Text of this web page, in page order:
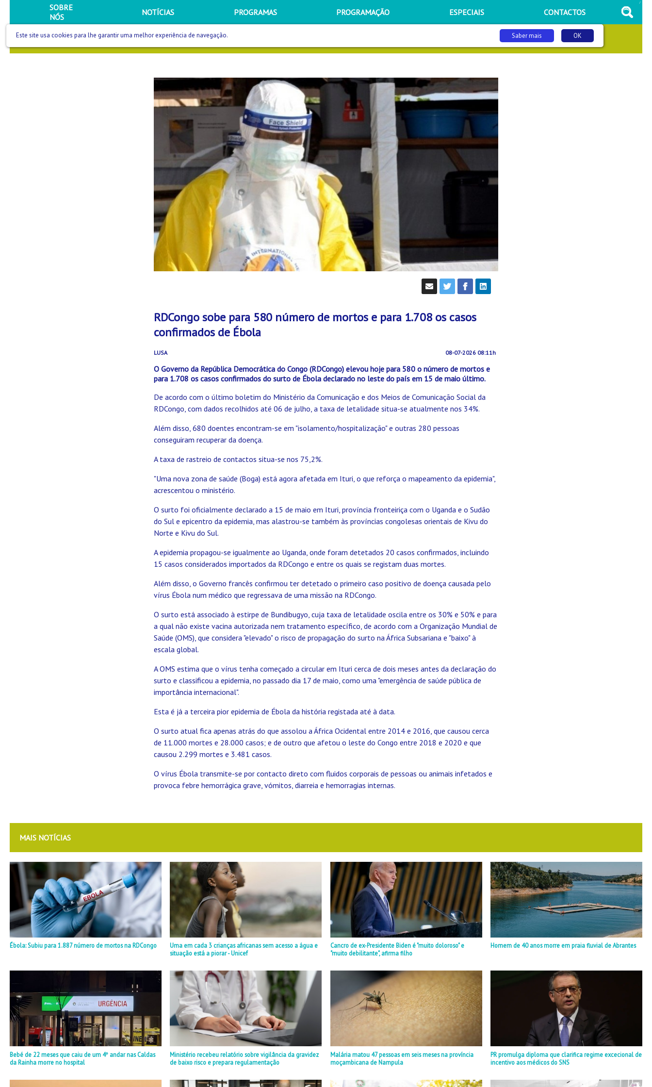
SOBRE
NÓS
NOTÍCIAS PROGRAMAS PROGRAMAÇÃO ESPECIAIS CONTACTOS
/
SAÚDE QUE SE VÊ
RDCongo sobe para 580 número de mortos e para 1.708 os casos
confirmados de Ébola
LUSA 08-07-2026 08:11h
O Governo da República Democrática do Congo (RDCongo) elevou hoje para 580 o número de mortos e
para 1.708 os casos confirmados do surto de Ébola declarado no leste do país em 15 de maio último.
De acordo com o último boletim do Ministério da Comunicação e dos Meios de Comunicação Social da
RDCongo, com dados recolhidos até 06 de julho, a taxa de letalidade situa-se atualmente nos 34%.
Além disso, 680 doentes encontram-se em "isolamento/hospitalização" e outras 280 pessoas
conseguiram recuperar da doença.
A taxa de rastreio de contactos situa-se nos 75,2%.
"Uma nova zona de saúde (Boga) está agora afetada em Ituri, o que reforça o mapeamento da epidemia",
acrescentou o ministério.
O surto foi oficialmente declarado a 15 de maio em Ituri, província fronteiriça com o Uganda e o Sudão
do Sul e epicentro da epidemia, mas alastrou-se também às províncias congolesas orientais de Kivu do
Norte e Kivu do Sul.
A epidemia propagou-se igualmente ao Uganda, onde foram detetados 20 casos confirmados, incluindo
15 casos considerados importados da RDCongo e entre os quais se registam duas mortes.
Além disso, o Governo francês confirmou ter detetado o primeiro caso positivo de doença causada pelo
vírus Ébola num médico que regressava de uma missão na RDCongo.
O surto está associado à estirpe de Bundibugyo, cuja taxa de letalidade oscila entre os 30% e 50% e para
a qual não existe vacina autorizada nem tratamento específico, de acordo com a Organização Mundial de
Saúde (OMS), que considera "elevado" o risco de propagação do surto na África Subsariana e "baixo" à
escala global.
A OMS estima que o vírus tenha começado a circular em Ituri cerca de dois meses antes da declaração do
surto e classificou a epidemia, no passado dia 17 de maio, como uma "emergência de saúde pública de
importância internacional".
Esta é já a terceira pior epidemia de Ébola da história registada até à data.
O surto atual fica apenas atrás do que assolou a África Ocidental entre 2014 e 2016, que causou cerca
de 11.000 mortes e 28.000 casos; e de outro que afetou o leste do Congo entre 2018 e 2020 e que
causou 2.299 mortes e 3.481 casos.
O vírus Ébola transmite-se por contacto direto com fluidos corporais de pessoas ou animais infetados e
provoca febre hemorrágica grave, vómitos, diarreia e hemorragias internas.
MAIS NOTÍCIAS
Ébola: Subiu para 1.887 número de mortos na RDCongo
Uma em cada 3 crianças africanas sem acesso a água e
situação está a piorar - Unicef
Cancro de ex-Presidente Biden é "muito doloroso" e
"muito debilitante", afirma filho
Homem de 40 anos morre em praia fluvial de Abrantes
Bebé de 22 meses que caiu de um 4º andar nas Caldas
da Rainha morre no hospital
Ministério recebeu relatório sobre vigilância da gravidez
de baixo risco e prepara regulamentação
Malária matou 47 pessoas em seis meses na província
moçambicana de Nampula
PR promulga diploma que clarifica regime excecional de
incentivo aos médicos do SNS
Este site usa cookies para lhe garantir uma melhor experiência de navegação. OK
Saber mais